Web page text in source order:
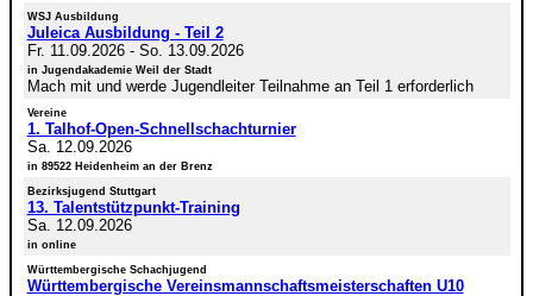
WSJ Ausbildung
Juleica Ausbildung - Teil 2
Fr. 11.09.2026- So. 13.09.2026
in Jugendakademie Weil der Stadt
Mach mit und werde Jugendleiter Teilnahme an Teil 1 erforderlich
Vereine
1. Talhof-Open-Schnellschachturnier
Sa. 12.09.2026
in 89522 Heidenheim an der Brenz
Bezirksjugend Stuttgart
13. Talentstützpunkt-Training
Sa. 12.09.2026
in online
Württembergische Schachjugend
Württembergische Vereinsmannschaftsmeisterschaften U10